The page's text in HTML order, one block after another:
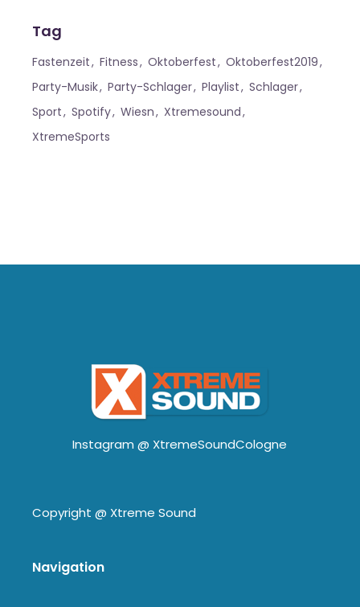
Tag
Fastenzeit Fitness Oktoberfest
Oktoberfest2019
Party-Musik
Party-Schlager Playlist
Schlager
Sport
Spotify Wiesn
Xtremesound
XtremeSports
Instagram @ XtremeSoundCologne
Copyright @ Xtreme Sound
Navigation